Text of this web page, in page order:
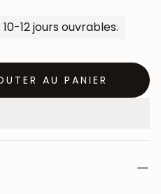
12 jours ouvrables.
AU PANIER